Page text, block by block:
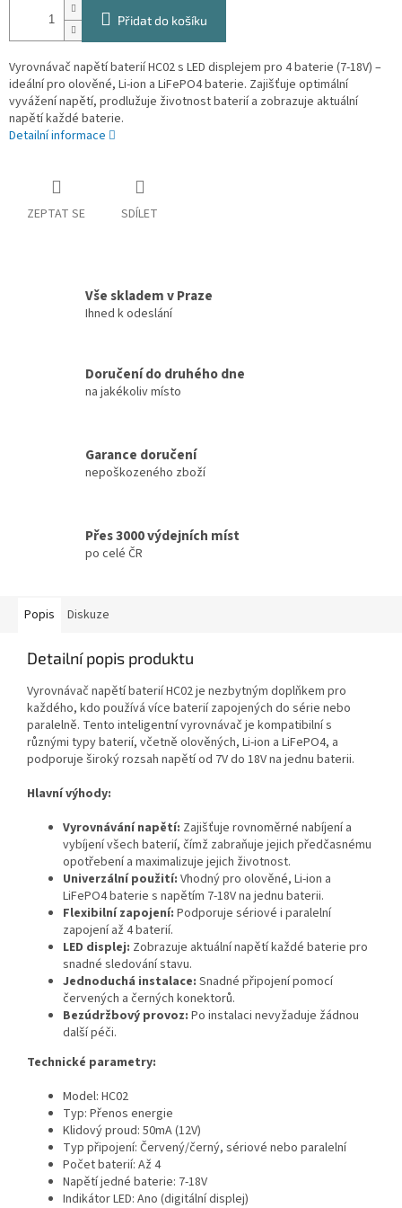
Přidat do košíku
Vyrovnávač napětí baterií HC02 s LED displejem pro 4 baterie (7-18V) –
ideální pro olověné, Li-ion a LiFePO4 baterie. Zajišťuje optimální
vyvážení napětí, prodlužuje životnost baterií a zobrazuje aktuální
napětí každé baterie.
Detailní informace
ZEPTAT SE SDÍLET
Vše skladem v Praze
Ihned k odeslání
Doručení do druhého dne
na jakékoliv místo
Garance doručení
nepoškozeného zboží
Přes 3000 výdejních míst
po celé ČR
Popis Diskuze
Detailní popis produktu
Vyrovnávač napětí baterií HC02 je nezbytným doplňkem pro
každého, kdo používá více baterií zapojených do série nebo
paralelně. Tento inteligentní vyrovnávač je kompatibilní s
různými typy baterií, včetně olověných, Li-ion a LiFePO4, a
podporuje široký rozsah napětí od 7V do 18V na jednu baterii.
Hlavní výhody:
Vyrovnávání napětí: Zajišťuje rovnoměrné nabíjení a
vybíjení všech baterií, čímž zabraňuje jejich předčasnému
opotřebení a maximalizuje jejich životnost.
Univerzální použití: Vhodný pro olověné, Li-ion a
LiFePO4 baterie s napětím 7-18V na jednu baterii.
Flexibilní zapojení: Podporuje sériové i paralelní
zapojení až 4 baterií.
LED displej: Zobrazuje aktuální napětí každé baterie pro
snadné sledování stavu.
Jednoduchá instalace: Snadné připojení pomocí
červených a černých konektorů.
Bezúdržbový provoz: Po instalaci nevyžaduje žádnou
další péči.
Technické parametry:
Model: HC02
Typ: Přenos energie
Klidový proud: 50mA (12V)
Typ připojení: Červený/černý, sériové nebo paralelní
Počet baterií: Až 4
Napětí jedné baterie: 7-18V
Indikátor LED: Ano (digitální displej)